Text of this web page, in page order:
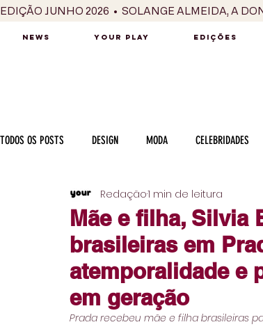
EDIÇÃO JUNHO 2026  •  SOLANGE ALMEIDA, A
NEWS YOUR PLAY EDIÇÕES
TODOS OS POSTS DESIGN MODA CELEBRIDADES
MÚSICA SÉRIES / TV INTERNACIONAL
CULINÁRIA PESSOAS CARREIRA
Mãe e filha, Silvia
brasileiras em
atemporalidade e
em geração
Redação1 min de leitura
Prada recebeu mãe e filha brasileiras